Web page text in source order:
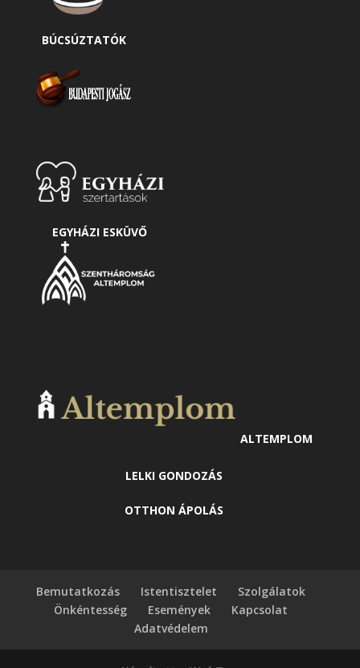
BÚCSÚZTATÓK
EGYHÁZI ESKÜVŐ
ALTEMPLOM
LELKI GONDOZÁS
OTTHON ÁPOLÁS
Bemutatkozás Istentisztelet
Szolgálatok
Önkéntesség
Események
Kapcsolat
Adatvédelem